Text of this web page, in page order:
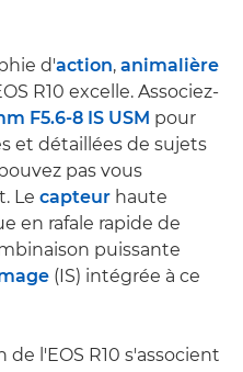
d'action, animalière
R10 excelle. Associez-
F5.6-8 IS USM pour
et détaillées de sujets
pas vous
Le capteur haute
en rafale rapide de
puissante
(IS) intégrée à ce
l'EOS R10 s'associent